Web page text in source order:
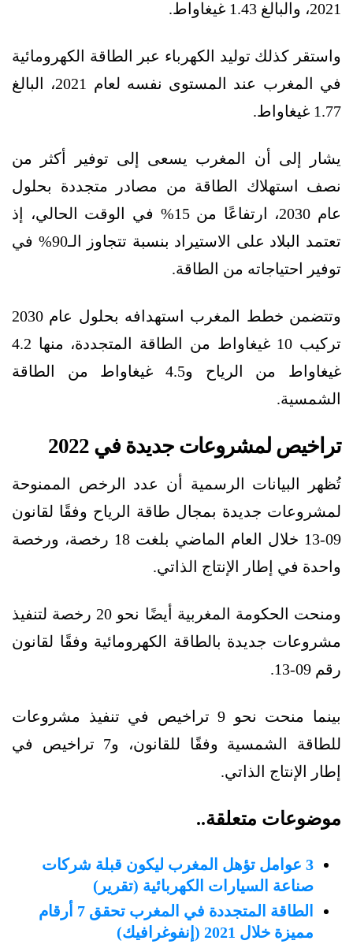
2021، والبالغ 1.43 غيغاواط.
واستقر كذلك توليد الكهرباء عبر الطاقة الكهرومائية
في المغرب عند المستوى نفسه لعام 2021، البالغ
1.77 غيغاواط.
يشار إلى أن المغرب يسعى إلى توفير أكثر من
نصف استهلاك الطاقة من مصادر متجددة بحلول
عام 2030، ارتفاعًا من 15% في الوقت الحالي، إذ
تعتمد البلاد على الاستيراد بنسبة تتجاوز الـ90% في
توفير احتياجاته من الطاقة.
وتتضمن خطط المغرب استهدافه بحلول عام 2030
تركيب 10 غيغاواط من الطاقة المتجددة، منها 4.2
غيغاواط من الرياح و4.5 غيغاواط من الطاقة
الشمسية.
تراخيص لمشروعات جديدة في 2022
تُظهر البيانات الرسمية أن عدد الرخص الممنوحة
لمشروعات جديدة بمجال طاقة الرياح وفقًا لقانون
09-13 خلال العام الماضي بلغت 18 رخصة، ورخصة
واحدة في إطار الإنتاج الذاتي.
ومنحت الحكومة المغربية أيضًا نحو 20 رخصة لتنفيذ
مشروعات جديدة بالطاقة الكهرومائية وفقًا لقانون
رقم 09-13.
بينما منحت نحو 9 تراخيص في تنفيذ مشروعات
للطاقة الشمسية وفقًا للقانون، و7 تراخيص في
إطار الإنتاج الذاتي.
موضوعات متعلقة..
3 عوامل تؤهل المغرب ليكون قبلة شركات
صناعة السيارات الكهربائية (تقرير)
الطاقة المتجددة في المغرب تحقق 7 أرقام
مميزة خلال 2021 (إنفوغرافيك)